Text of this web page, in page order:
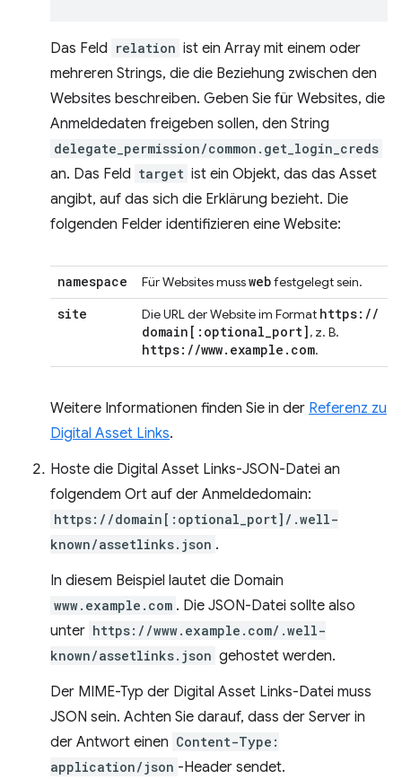
Das Feld relation ist ein Array mit einem oder
mehreren Strings, die die Beziehung zwischen den
Websites beschreiben. Geben Sie für Websites, die
Anmeldedaten freigeben sollen, den String
delegate_permission/common.get_login_creds
an. Das Feld target ist ein Objekt, das das Asset
angibt, auf das sich die Erklärung bezieht. Die
folgenden Felder identifizieren eine Website:
namespace Für Websites musswebfestgelegt sein.
site Die URL der Website im Format https: //
domain [: optional_port], z. B.
https: //www. example . com.
Weitere Informationen finden Sie in der Referenz zu
Digital Asset Links.
Hoste die Digital Asset Links-JSON-Datei an
folgendem Ort auf der Anmeldedomain:
https://domain[:optional_port]/.well-
known/assetlinks.json .
In diesem Beispiel lautet die Domain
www.example.com . Die JSON-Datei sollte also
unter https://www.example.com/.well-
known/assetlinks.json gehostet werden.
Der MIME-Typ der Digital Asset Links-Datei muss
JSON sein. Achten Sie darauf, dass der Server in
der Antwort einen Content-Type:
application/json -Header sendet.